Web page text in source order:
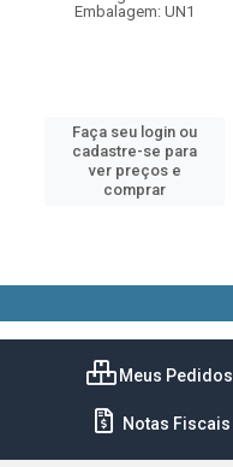
Embalagem: UN1
Faça seu login ou
cadastre-se para
ver preços e
comprar
Meus Pedidos
Notas Fiscais